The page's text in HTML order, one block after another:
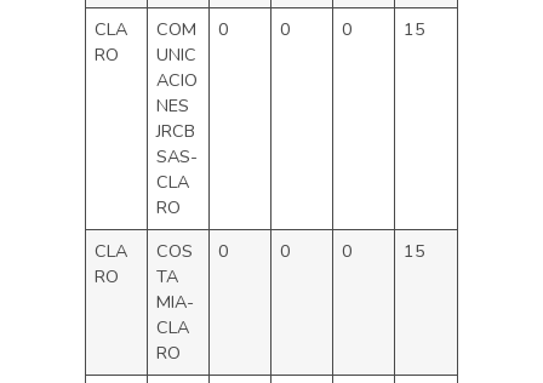
CLA
RO
COM
UNIC
ACIO
NES
JRCB
SAS-
CLA
RO
0 0 0 15
CLA
RO
COS
TA
MIA-
CLA
RO
0 0 0 15